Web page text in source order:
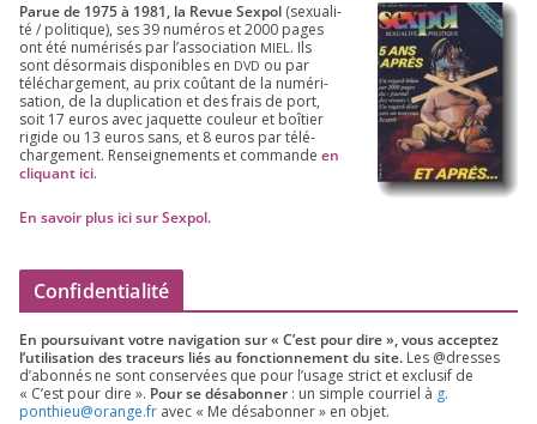
Parue de 1975à 1981, la Revue Sex­pol (sexua­li­
té /​ poli­tique), ses39 numé­ros et2000 pages
ont été numé­ri­sés par l’as­so­cia­tion MIEL. Ils
sont désor­mais dis­po­nibles en DVD ou par
télé­char­ge­ment, au prix coû­tant de la numé­ri­
sa­tion, de la dupli­ca­tion et des frais de port,
soit 17 euros avec jaquette cou­leur et boî­tier
rigide ou 13 euros sans, et 8 euros par télé­
char­ge­ment. Ren­sei­gne­ments et com­mande en
cli­quant ici.
En savoir plus ici sur Sexpol.
Confidentialité
En pour­sui­vant votre navi­ga­tion sur « C’est pour dire », vous accep­tez
l’utilisation des tra­ceurs liés au fonc­tion­ne­ment du site. Les @dresses
d’a­bon­nés ne sont conser­vées que pour l’u­sage strict et exclu­sif de
« C’est pour dire ». Pour se désa­bon­ner : un simple cour­riel à g.​
ponthieu@​orange.​fr avec « Me désa­bon­ner » en objet.